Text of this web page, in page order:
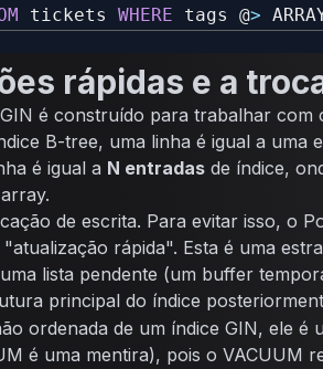
tickets WHERE tags @>
rápidas e a
é construído para trabalhar com
B-tree, uma linha é igual a uma
é igual a N entradas de índice,
de escrita. Para evitar isso, o
rápida". Esta é uma
lista pendente (um buffer
principal do índice
ordenada de um índice GIN, ele é
é uma mentira), pois o VACUUM